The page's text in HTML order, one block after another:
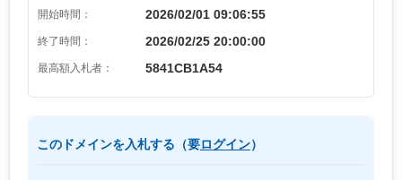
開始時間： 2026/02/01 09:06:55
終了時間： 2026/02/25 20:00:00
最高額入札者： 5841CB1A54
このドメインを入札する（要ログイン）